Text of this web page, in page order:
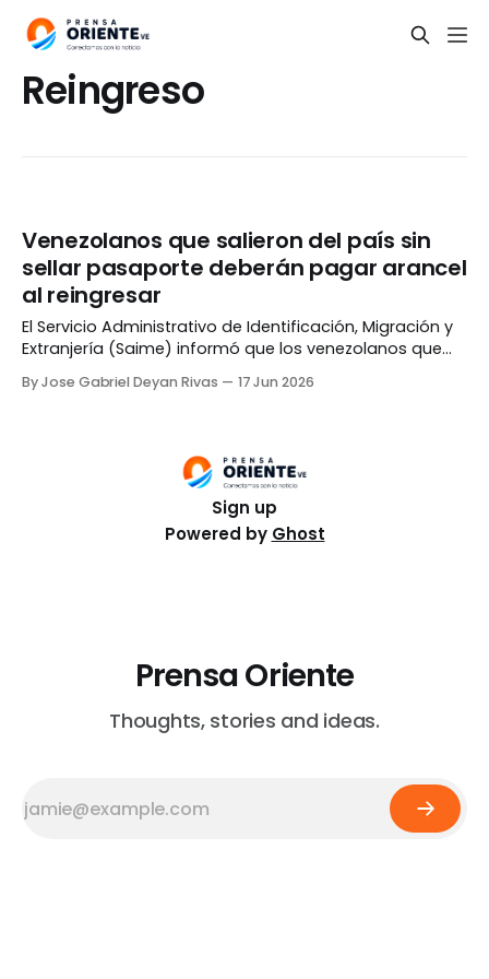
Reingreso
Venezolanos que salieron del país sin
sellar pasaporte deberán pagar arancel
al reingresar
El Servicio Administrativo de Identificación, Migración y
Extranjería (Saime) informó que los venezolanos que
regresar deberán cancelar un arancel al momento de
By Jose Gabriel Deyan Rivas 17 Jun 2026
Sign up
Powered by Ghost
Prensa Oriente
Thoughts, stories and ideas.